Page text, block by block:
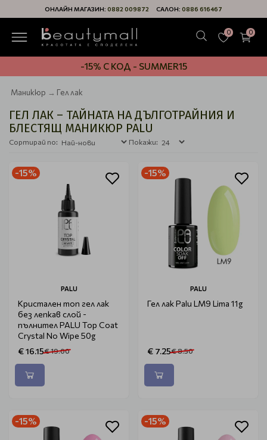
ОНЛАЙН МАГАЗИН: 0882 009872 САЛОН: 0886 616467
0 0
-15% С КОД - SUMMER15
Маникюр Гел лак
ГЕЛ ЛАК – ТАЙНАТА НА ДЪЛГОТРАЙНИЯ И
БЛЕСТЯЩ МАНИКЮР PALU
Сортирай по: Покажи:
-15%
PALU
Кристален топ гел лак
без лепкав слой -
пълнител PALU Top Coat
Crystal No Wipe 50g
€ 16.15€ 19.00
-15%
PALU
Гел лак Palu LM9 Lima 11g
€ 7.25€ 8.50
-15% -15%